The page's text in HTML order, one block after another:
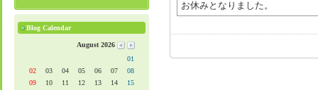
お休みとなりました。
Blog Calendar
August 2026
01
02
03 04 05 06 07
08
09
10 11 12 13 14
15